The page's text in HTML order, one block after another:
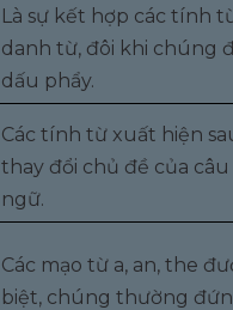
Là sự kết hợp các tính
danh từ, đôi khi chúng
dấu phẩy.
Các tính từ xuất hiện
thay đổi chủ đề của
ngữ.
Các mạo từ a, an, the
biệt, chúng thường